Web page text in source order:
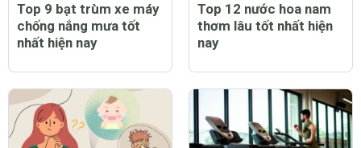
Top 9 bạt trùm xe máy
chống nắng mưa tốt
nhất hiện nay
Top 12 nước hoa nam
thơm lâu tốt nhất hiện
nay